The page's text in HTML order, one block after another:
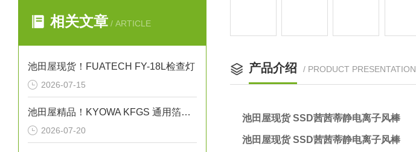
相关文章 / ARTICLE
池田屋现货！FUATECH FY-18L检查灯
2026-07-15
池田屋精品！KYOWA KFGS 通用箔式应变片
2026-07-20
产品介绍 / PRODUCT PRESENTATION
池田屋现货 SSD茜茜蒂静电‌‌‌‌离子风棒
池田屋现货 SSD茜茜蒂静电‌‌‌‌离子风棒